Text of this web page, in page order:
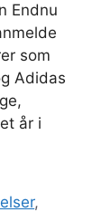
Endnu
som
Adidas
år i
,